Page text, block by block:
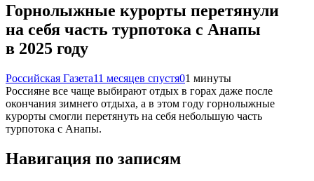
Горнолыжные курорты перетянули
на себя часть турпотока с Анапы
в 2025 году
Российская Газета11 месяцев спустя01 минуты
Россияне все чаще выбирают отдых в горах даже после
окончания зимнего отдыха, а в этом году горнолыжные
курорты смогли перетянуть на себя небольшую часть
турпотока с Анапы.
Навигация по записям